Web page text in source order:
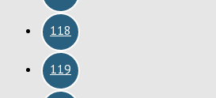
118
119